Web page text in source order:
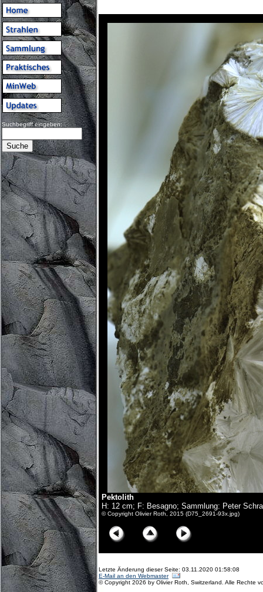
Suchbegriff eingeben:
Pektolith
H: 12 cm; F: Besagno; Sammlung: Peter
© Copyright Olivier Roth, 2015 (D75_2691-93x.jpg)
Letzte Änderung dieser Seite: 03.11.2020 01:58:08
E-Mail an den Webmaster
© Copyright 2026 by Olivier Roth, Switzerland. Alle Rechte